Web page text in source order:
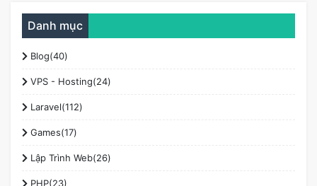
Danh mục
Blog(40)
VPS - Hosting(24)
Laravel(112)
Games(17)
Lập Trình Web(26)
PHP(23)